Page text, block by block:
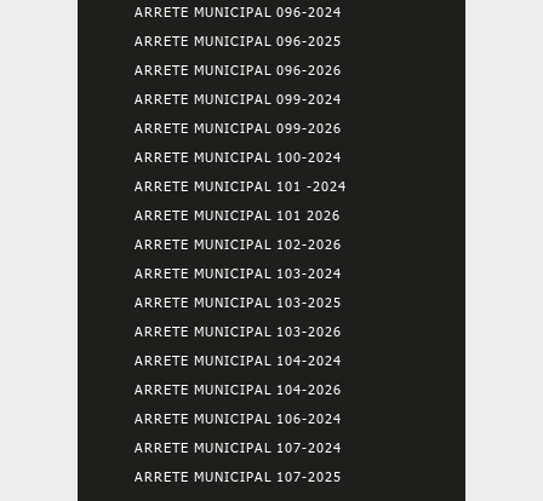
ARRETE MUNICIPAL 096-2024
ARRETE MUNICIPAL 096-2025
ARRETE MUNICIPAL 096-2026
ARRETE MUNICIPAL 099-2024
ARRETE MUNICIPAL 099-2026
ARRETE MUNICIPAL 100-2024
ARRETE MUNICIPAL 101 -2024
ARRETE MUNICIPAL 101 2026
ARRETE MUNICIPAL 102-2026
ARRETE MUNICIPAL 103-2024
ARRETE MUNICIPAL 103-2025
ARRETE MUNICIPAL 103-2026
ARRETE MUNICIPAL 104-2024
ARRETE MUNICIPAL 104-2026
ARRETE MUNICIPAL 106-2024
ARRETE MUNICIPAL 107-2024
ARRETE MUNICIPAL 107-2025